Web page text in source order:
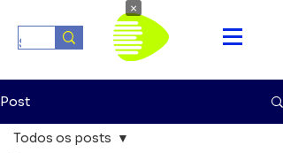
Post
Todos os posts
×